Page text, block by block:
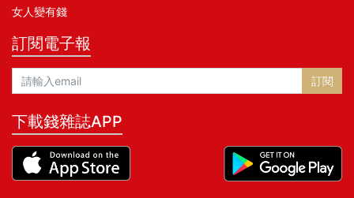
女人變有錢
訂閱電子報
訂閱
下載錢雜誌APP